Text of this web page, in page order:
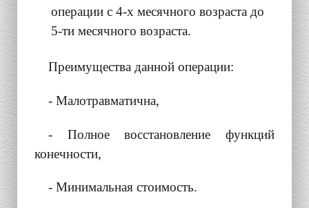
операции с 4-х месячного возраста до
5-ти месячного возраста.
Преимущества данной операции:
- Малотравматична,
- Полное восстановление функций
конечности,
- Минимальная стоимость.